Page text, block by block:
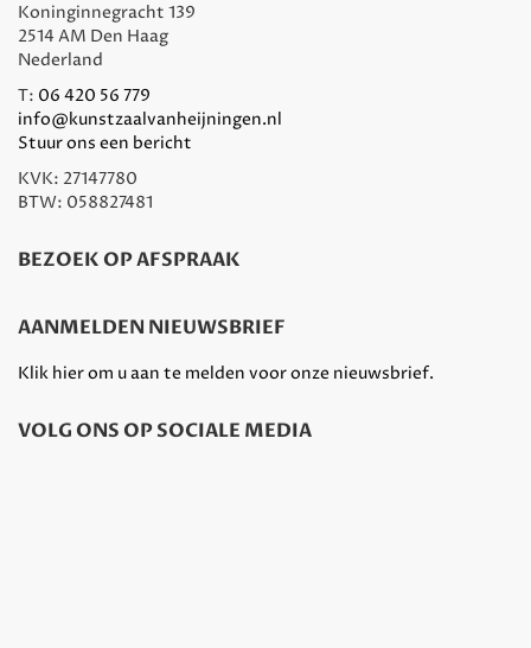
Koninginnegracht 139
2514 AM Den Haag
Nederland
T: 06 420 56 779
info@kunstzaalvanheijningen.nl
Stuur ons een bericht
KVK: 27147780
BTW: 058827481
BEZOEK OP AFSPRAAK
AANMELDEN NIEUWSBRIEF
Klik hier om u aan te melden voor onze nieuwsbrief.
VOLG ONS OP SOCIALE MEDIA